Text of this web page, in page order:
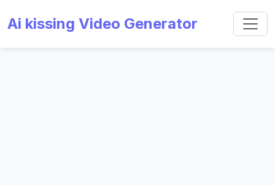
Ai kissing Video Generator